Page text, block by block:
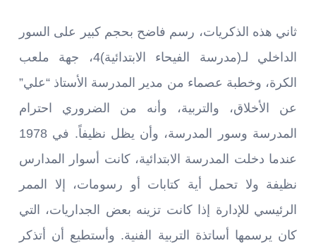
ثاني هذه الذكريات، رسم فاضح بحجم كبير على السور
الداخلي لـ(مدرسة الفيحاء الابتدائية)4، جهة ملعب
الكرة، وخطبة عصماء من مدير المدرسة الأستاذ “علي”
عن الأخلاق، والتربية، وأنه من الضروري احترام
المدرسة وسور المدرسة، وأن يظل نظيفاً. في 1978
عندما دخلت المدرسة الابتدائية، كانت أسوار المدارس
نظيفة ولا تحمل أية كتابات أو رسومات، إلا الممر
الرئيسي للإدارة إذا كانت تزينه بعض الجداريات، التي
كان يرسمها أساتذة التربية الفنية. وأستطيع أن أتذكر